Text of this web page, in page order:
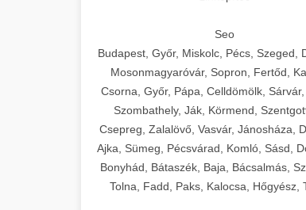
Seo
Budapest, Győr, Miskolc, Pécs, Szeged,
Mosonmagyaróvár, Sopron, Fertőd,
Csorna, Győr, Pápa, Celldömölk, Sárvár,
Szombathely, Ják, Körmend,
Csepreg, Zalalövő, Vasvár, Jánosháza,
Ajka, Sümeg, Pécsvárad, Komló, Sásd,
Bonyhád, Bátaszék, Baja, Bácsalmás,
Tolna, Fadd, Paks, Kalocsa, Hőgyész,